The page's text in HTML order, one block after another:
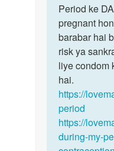
to
Period
me
sex
krne
by
snaya
Period
ke
DAURAAN?
Tab
toh
Period ke
pregnant
barabar hai
risk ya
liye condom
hai.
https://
period
https://
during-my-